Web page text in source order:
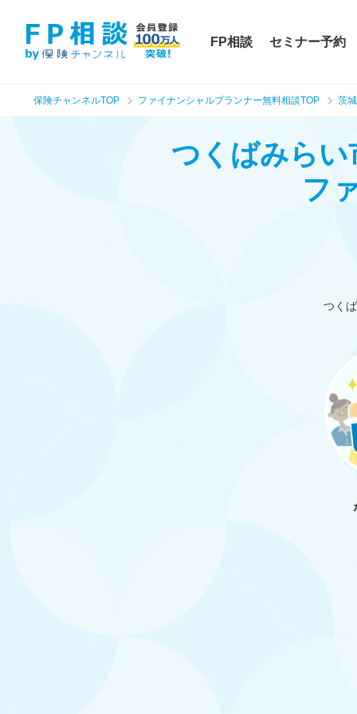
FP相談 セミナー予約
保険チャンネルTOP ファイナンシャルプランナー無料相談TOP 茨
つくばみらい
フ
つく